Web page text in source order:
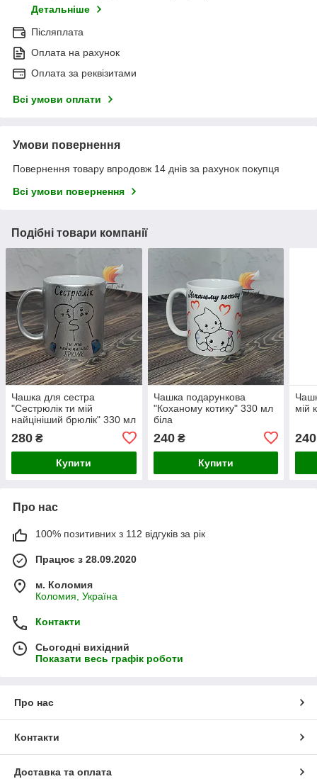
Детальніше
Післяплата
Оплата на рахунок
Оплата за реквізитами
Всі умови оплати
Умови повернення
Повернення товару впродовж 14 днів за рахунок покупця
Всі умови повернення
Подібні товари компанії
Чашка для сестра
"Сестрюлік ти мій
найцініший брюлік" 330 мл
(блискітки)
280 ₴
Купити
Чашка подарункова
"Коханому котику" 330 мл
біла
240₴
Купити
мій
240
Про нас
100% позитивних з 112 відгуків за рік
Працює з 28.09.2020
м. Коломия
Коломия, Україна
Контакти
Сьогодні вихідний
Показати весь графік роботи
Про нас
Контакти
Доставка та оплата